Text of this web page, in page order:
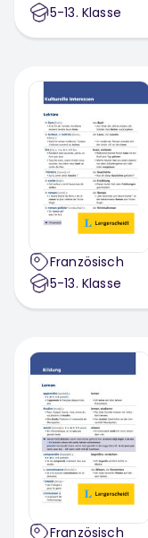
5-13. Klasse
Französisch
5-13. Klasse
Französisch